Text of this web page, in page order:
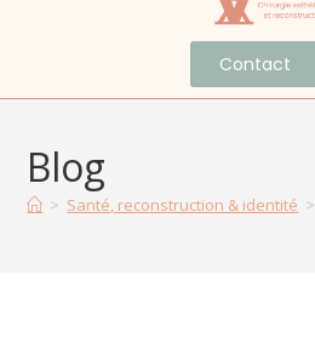
Contact
Blog
> Santé, reconstruction & identité >